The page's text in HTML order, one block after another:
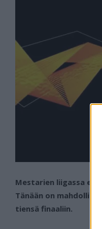
Mestarien liigassa
Tänään on
tiensä finaaliin.